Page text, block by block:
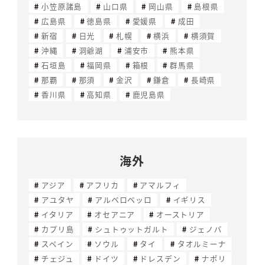
小笠原諸島
山口県 岡山県
島根県
広島県
徳島県 愛媛県
成田
新宿
日光 札幌 横浜
横須賀
沖縄
洞爺湖 浦安市
熊本県
石垣島
福岡県 箱根
群馬県
那覇
那須 金沢 鎌倉
長崎県
香川県
高知県 鹿児島県
海外
アジア アフリカ
アマルフィ
アユタヤ
アルベロベッロ
イギリス
イタリア
オセアニア
オーストリア
カプリ島
シュトゥットガルト
ジェノバ
スペイン
ソウル タイ
タオルミーナ
チェジュ
ドイツ ドレスデン
ナポリ